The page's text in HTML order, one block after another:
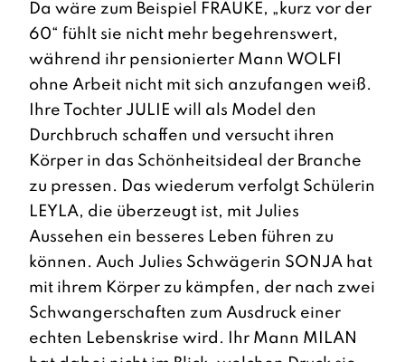
Da wäre zum Beispiel FRAUKE, „kurz vor der
60“ fühlt sie nicht mehr begehrenswert,
während ihr pensionierter Mann WOLFI
ohne Arbeit nicht mit sich anzufangen weiß.
Ihre Tochter JULIE will als Model den
Durchbruch schaffen und versucht ihren
Körper in das Schönheitsideal der Branche
zu pressen. Das wiederum verfolgt Schülerin
LEYLA, die überzeugt ist, mit Julies
Aussehen ein besseres Leben führen zu
können. Auch Julies Schwägerin SONJA hat
mit ihrem Körper zu kämpfen, der nach zwei
Schwangerschaften zum Ausdruck einer
echten Lebenskrise wird. Ihr Mann MILAN